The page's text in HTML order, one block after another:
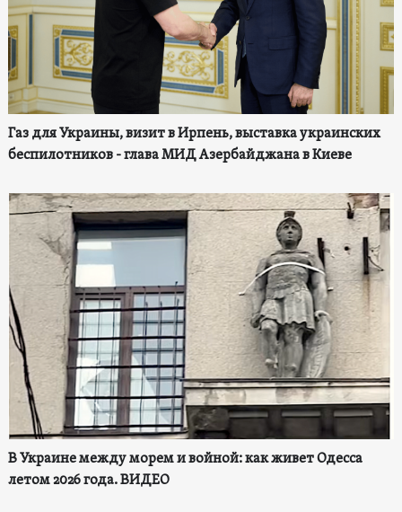
Газ для Украины, визит в Ирпень, выставка украинских
беспилотников - глава МИД Азербайджана в Киеве
В Украине между морем и войной: как живет Одесса
летом 2026 года. ВИДЕО